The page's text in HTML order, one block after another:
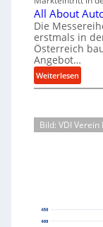
ö
h
e
n
d
i
P
e
a
n
o
r
g
u
n
g
n
t
t
s
r
s
c
h
u
n
p
r
All About
Die
erstmals in
Österreich
Angebot…
Weiterlesen:
A
l
A
u
t
Bild: VDI